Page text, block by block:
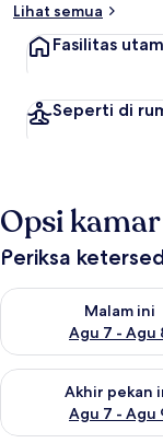
Lihat semua
Fasilitas
Seperti di
Opsi kamar
Periksa
Malam ini
Agu 7 - Agu
Periksa
Akhir pekan
Agu 7 - Agu
Periksa